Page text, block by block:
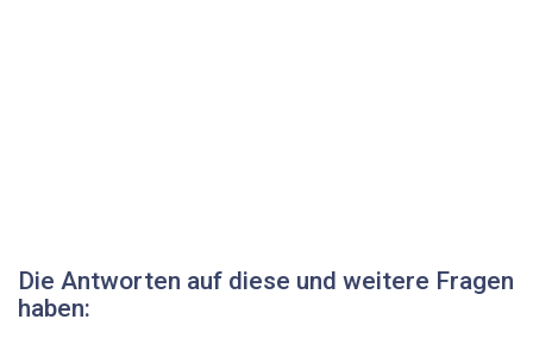
Die Antworten auf diese und weitere Fragen
haben: